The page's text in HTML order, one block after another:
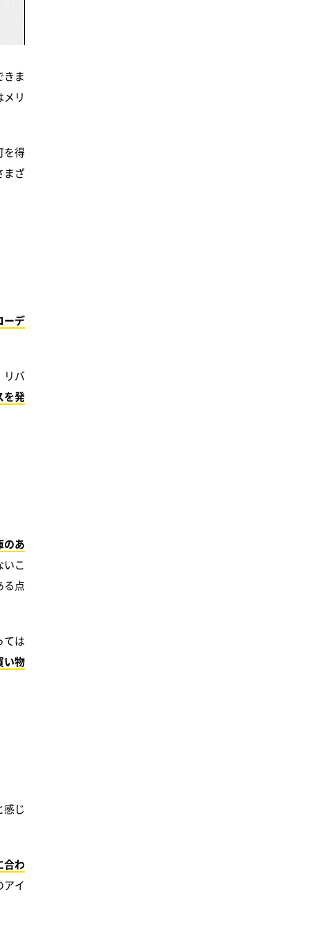
きま
リ
を得
まざ
ーデ
リバ
を発
のあ
こ
る点
ては
い物
感じ
合わ
アイ